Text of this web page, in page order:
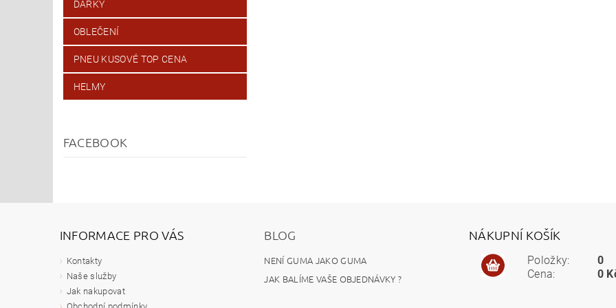
DÁRKY
OBLEČENÍ
PNEU KUSOVÉ TOP CENA
HELMY
FACEBOOK
INFORMACE PRO VÁS
Kontakty
Naše služby
Jak nakupovat
BLOG
NENÍ GUMA JAKO GUMA
JAK BALÍME VAŠE OBJEDNÁVKY ?
NÁKUPNÍ KOŠÍK
Položky:
Cena:
0
0